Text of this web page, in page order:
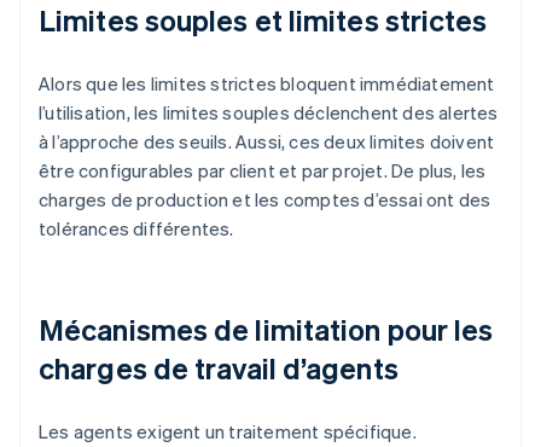
Limites souples et limites strictes
Alors que les limites strictes bloquent immédiatement
l’utilisation, les limites souples déclenchent des alertes
à l’approche des seuils. Aussi, ces deux limites doivent
être configurables par client et par projet. De plus, les
charges de production et les comptes d’essai ont des
tolérances différentes.
Mécanismes de limitation pour les
charges de travail d’agents
Les agents exigent un traitement spécifique.